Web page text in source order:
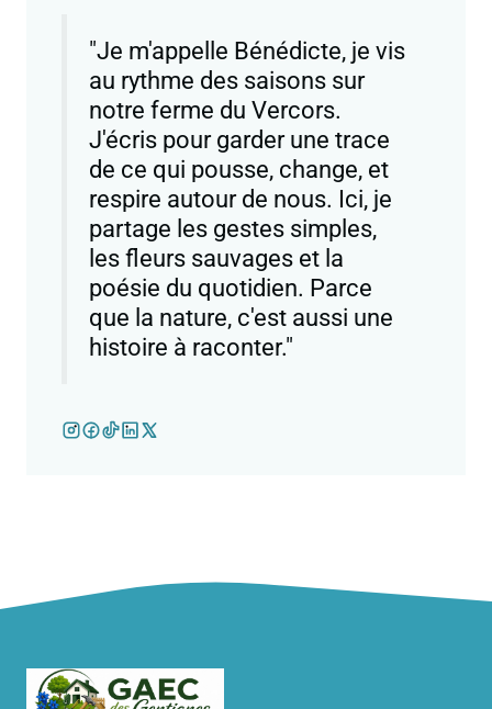
"Je m'appelle Bénédicte, je vis
au rythme des saisons sur
notre ferme du Vercors.
J'écris pour garder une trace
de ce qui pousse, change, et
respire autour de nous. Ici, je
partage les gestes simples,
les fleurs sauvages et la
poésie du quotidien. Parce
que la nature, c'est aussi une
histoire à raconter."